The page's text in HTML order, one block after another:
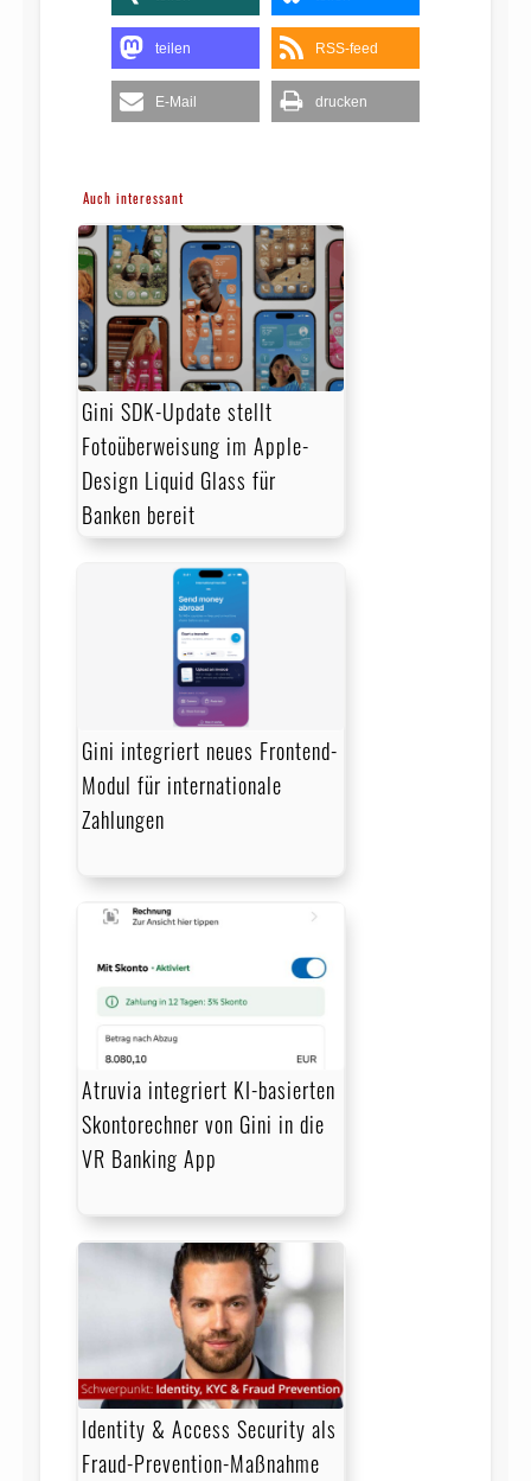
teilen RSS-feed
E-Mail drucken
Auch interessant
Gini SDK-Update stellt
Fotoüberweisung im Apple-
Design Liquid Glass für
Banken bereit
Gini integriert neues Frontend-
Modul für internationale
Zahlungen
Atruvia integriert KI-basierten
Skontorechner von Gini in die
VR Banking App
Identity & Access Security als
Fraud-Prevention-Maßnahme